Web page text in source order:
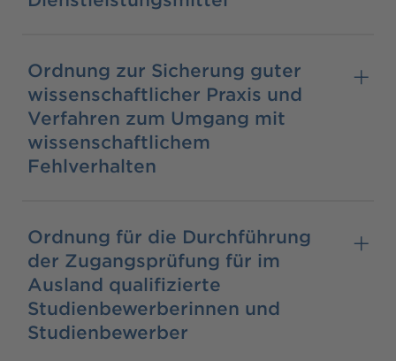
Ordnung zur Sicherung guter
wissenschaftlicher Praxis und
Verfahren zum Umgang mit
wissenschaftlichem
Fehlverhalten
Ordnung für die Durchführung
der Zugangsprüfung für im
Ausland qualifizierte
Studienbewerberinnen und
Studienbewerber